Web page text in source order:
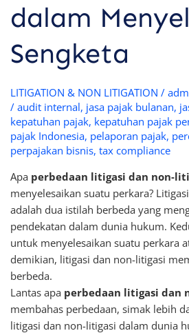
dalam
Sengketa
LITIGATION & NON LITIGATION /
/ audit internal, jasa pajak bulanan,
kepatuhan pajak, kepatuhan pajak
pajak Indonesia, pelaporan pajak,
perpajakan bisnis, tax compliance
Apa perbedaan litigasi dan non-
menyelesaikan suatu perkara?
adalah dua istilah berbeda yang
pendekatan dalam dunia hukum.
untuk menyelesaikan suatu perkara
demikian, litigasi dan non-litigasi
berbeda.
Lantas apa perbedaan litigasi dan
membahas perbedaan, simak lebih
litigasi dan non-litigasi dalam dunia